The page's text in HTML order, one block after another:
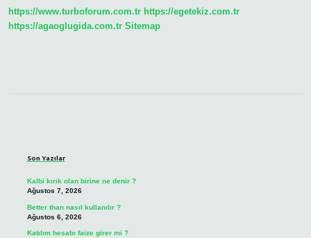
https://www.turboforum.com.tr https://egetekiz.com.tr
https://agaoglugida.com.tr Sitemap
Son Yazılar
Kalbi kırık olan birine ne denir ?
Ağustos 7, 2026
Better than nasıl kullanılır ?
Ağustos 6, 2026
Katılım hesabı faize girer mi ?